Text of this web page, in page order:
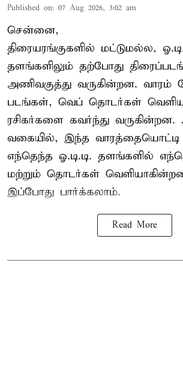
Published on: 07 Aug 2026, 3:02 am
சென்னை,
திரையரங்குகளில் மட்டுமல்ல,
தளங்களிலும் தற்போது
அணிவகுத்து வருகின்றன. வாரம்
படங்கள், வெப் தொடர்கள்
ரசிகர்களை கவர்ந்து
வகையில், இந்த வாரத்தையொட்டி
எந்தெந்த ஓ.டி.டி. தளங்களில்
மற்றும் தொடர்கள்
இப்போது பார்க்கலாம்.
Read More